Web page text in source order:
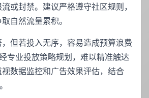
或封禁。建议严格遵守社区规则，
自然流量累积。
但若投入无序，容易造成预算浪费
专业投放策略规划，难以精准触达
数据监控和广告效果评估，结合